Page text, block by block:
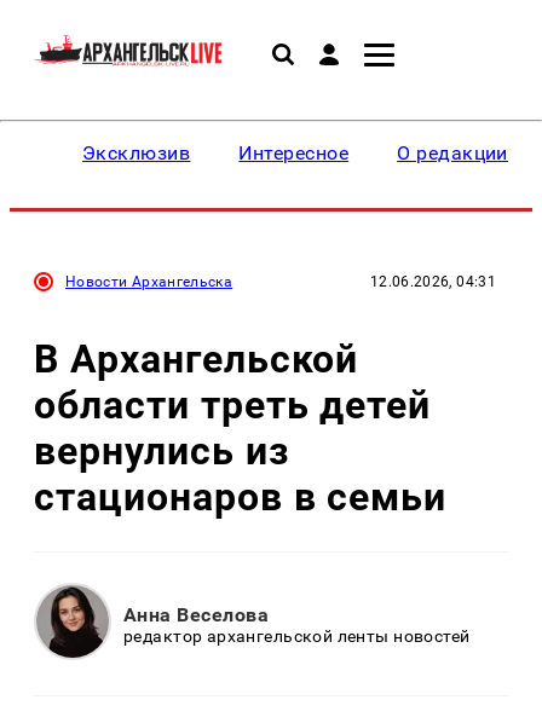
Эксклюзив Интересное О редакции
Новости Архангельска 12.06.2026, 04:31
В Архангельской
области треть детей
вернулись из
стационаров в семьи
Анна Веселова
редактор архангельской ленты новостей